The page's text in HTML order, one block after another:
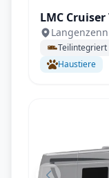
LMC
mit Fahrradträger, SAT &
uvm.
Langenzenn
Teilintegriert
Haustiere